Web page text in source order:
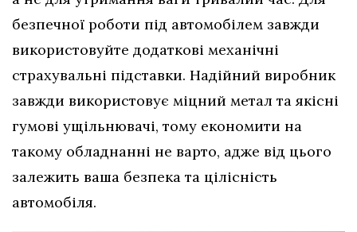
безпечної роботи під автомобілем завжди
використовуйте додаткові механічні
страхувальні підставки. Надійний виробник
завжди використовує міцний метал та якісні
гумові ущільнювачі, тому економити на
такому обладнанні не варто, адже від цього
залежить ваша безпека та цілісність
автомобіля.